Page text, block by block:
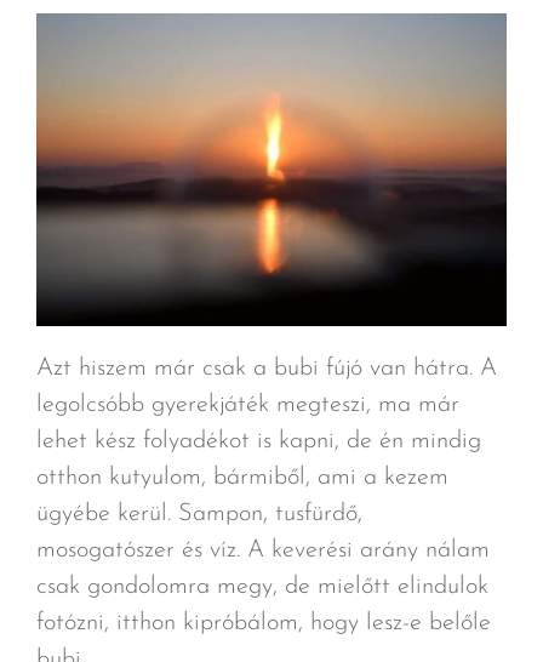
Azt hiszem már csak a bubi fújó van hátra. A
legolcsóbb gyerekjáték megteszi, ma már
lehet kész folyadékot is kapni, de én mindig
otthon kutyulom, bármiből, ami a kezem
ügyébe kerül. Sampon, tusfürdő,
mosogatószer és víz. A keverési arány nálam
csak gondolomra megy, de mielőtt elindulok
fotózni, itthon kipróbálom, hogy lesz-e belőle